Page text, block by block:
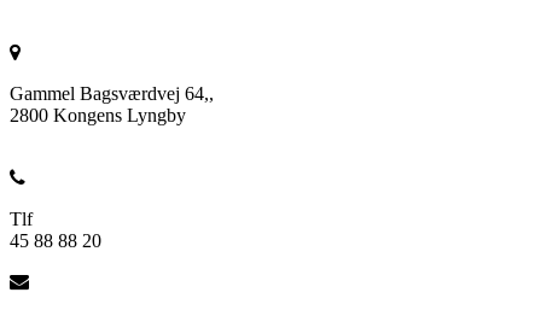
Gammel Bagsværdvej 64,,
2800 Kongens Lyngby
Tlf
45 88 88 20